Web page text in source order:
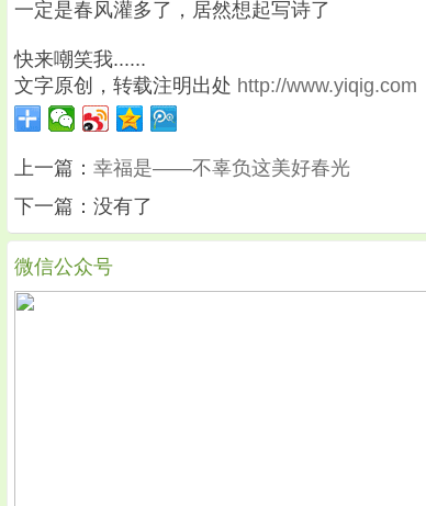
一定是春风灌多了，居然想起写诗了
快来嘲笑我......
文字原创，转载注明出处 http://www.yiqig.com
上一篇： 幸福是——不辜负这美好春光
下一篇：没有了
微信公众号